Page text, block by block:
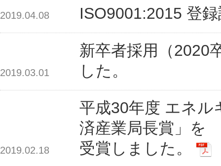
2019.04.08 ISO9001:2015 登
2019.03.01
新卒者採用（2020
した。
2019.02.18
平成30年度 エネル
済産業局長賞」を
受賞しました。